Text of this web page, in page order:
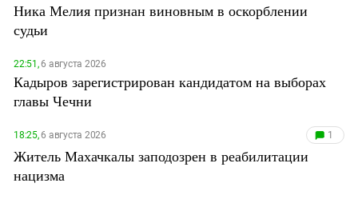
Ника Мелия признан виновным в оскорблении
судьи
22:51,6 августа 2026
Кадыров зарегистрирован кандидатом на выборах
главы Чечни
18:25,6 августа 2026 1
Житель Махачкалы заподозрен в реабилитации
нацизма